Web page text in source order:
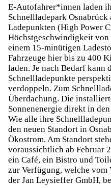
E-Autofahrer*innen laden
Schnellladepark Osnabrück
Ladepunkten (High Power
Höchstgeschwindigkeit
einem 15-minütigen
Fahrzeuge hier bis zu 400
laden. Je nach Bedarf kann
Schnellladepunkte
verdoppeln. Zum
Überdachung. Die
Sonnenenergie direkt in
Wie alle ihre
den neuen Standort in
Ökostrom. Am Standort
voraussichtlich ab Februar
ein Café, ein Bistro und
zur Verfügung, welche vom
der Jan Leysieffer GmbH,